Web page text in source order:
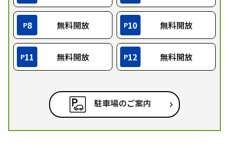
P8 無料開放 P10 無料開放
P11 無料開放 P12 無料開放
駐車場のご案内